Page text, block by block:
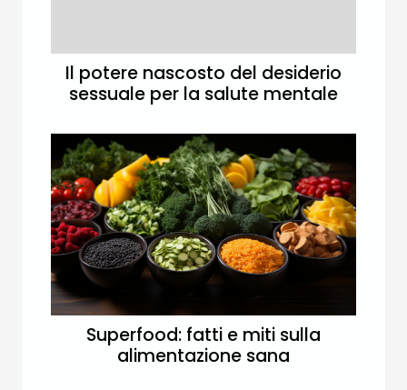
Il potere nascosto del desiderio
sessuale per la salute mentale
Superfood: fatti e miti sulla
alimentazione sana